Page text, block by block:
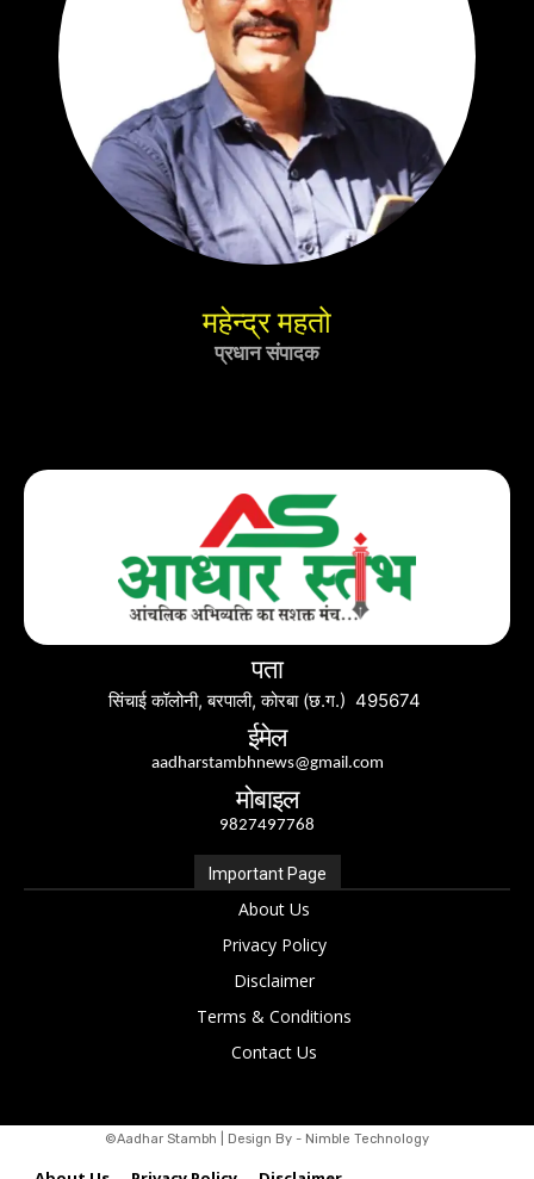
महेन्द्र महतो
प्रधान संपादक
पता
सिंचाई कॉलोनी, बरपाली, कोरबा (छ.ग.) 495674
ईमेल
aadharstambhnews@gmail.com
मोबाइल
9827497768
Important Page
About Us
Privacy Policy
Disclaimer
Terms & Conditions
Contact Us
©Aadhar Stambh | Design By - Nimble Technology